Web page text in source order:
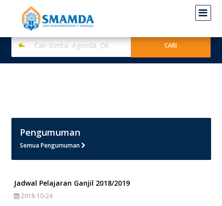
Pengumuman
Semua Pengumuman
Jadwal Pelajaran Ganjil 2018/2019
2018-10-24